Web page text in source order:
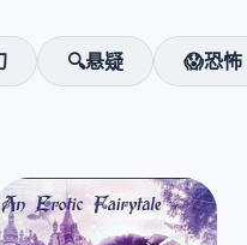
🔍悬疑 😱恐怖